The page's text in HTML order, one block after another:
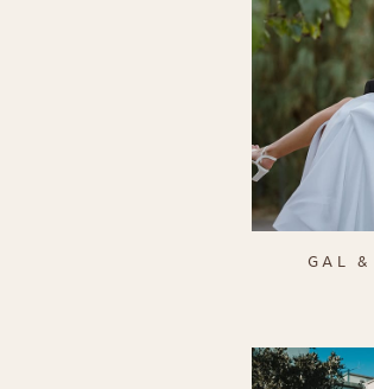
GAL